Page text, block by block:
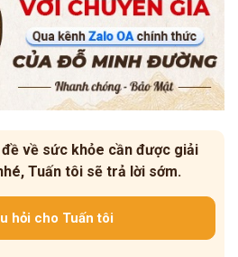
đề về sức khỏe cần được giải
Tuấn tôi sẽ trả lời sớm.
hỏi cho Tuấn tôi